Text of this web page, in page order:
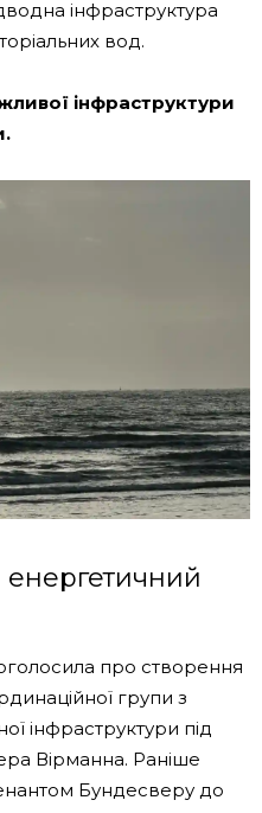
інфраструктура
вод.
​​інфраструктури
про створення
групи з
інфраструктури під
Вірманна. Раніше
Бундесверу до